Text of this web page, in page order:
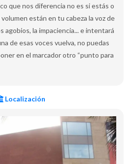
que nos diferencia no es si estás o
están en tu cabeza la voz de
agobios, la impaciencia... e intentará
de esas voces vuelva, no puedas
en el marcador otro “punto para
Localización